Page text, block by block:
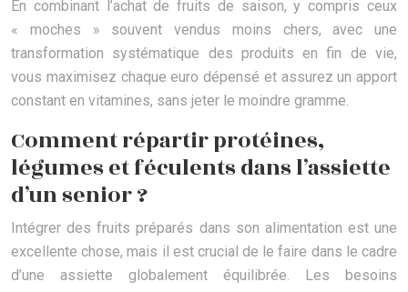
En combinant l’achat de fruits de saison, y compris ceux
« moches » souvent vendus moins chers, avec une
transformation systématique des produits en fin de vie,
vous maximisez chaque euro dépensé et assurez un apport
constant en vitamines, sans jeter le moindre gramme.
Comment répartir protéines,
légumes et féculents dans l’assiette
d’un senior ?
Intégrer des fruits préparés dans son alimentation est une
excellente chose, mais il est crucial de le faire dans le cadre
d’une assiette globalement équilibrée. Les besoins